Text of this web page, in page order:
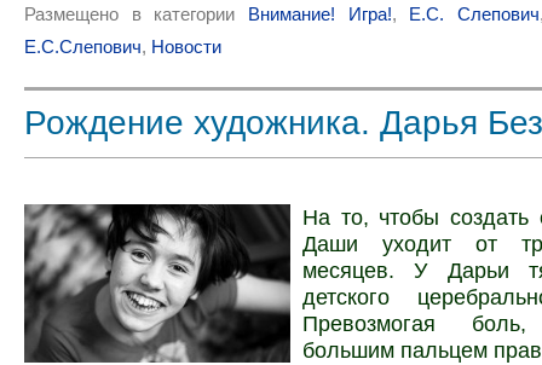
Размещено в категории Внимание! Игра!, Е.С. Слепович
Е.С.Слепович, Новости
Рождение художника. Дарья
На то, чтобы создать
Даши уходит от
месяцев. У Дарьи
детского
Превозмогая
большим пальцем